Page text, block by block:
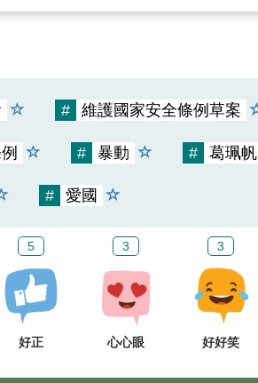
# 維護國家安全條例草案
# 暴動 # 葛珮帆
# 愛國
5
好正
3
心心眼
3
好好笑